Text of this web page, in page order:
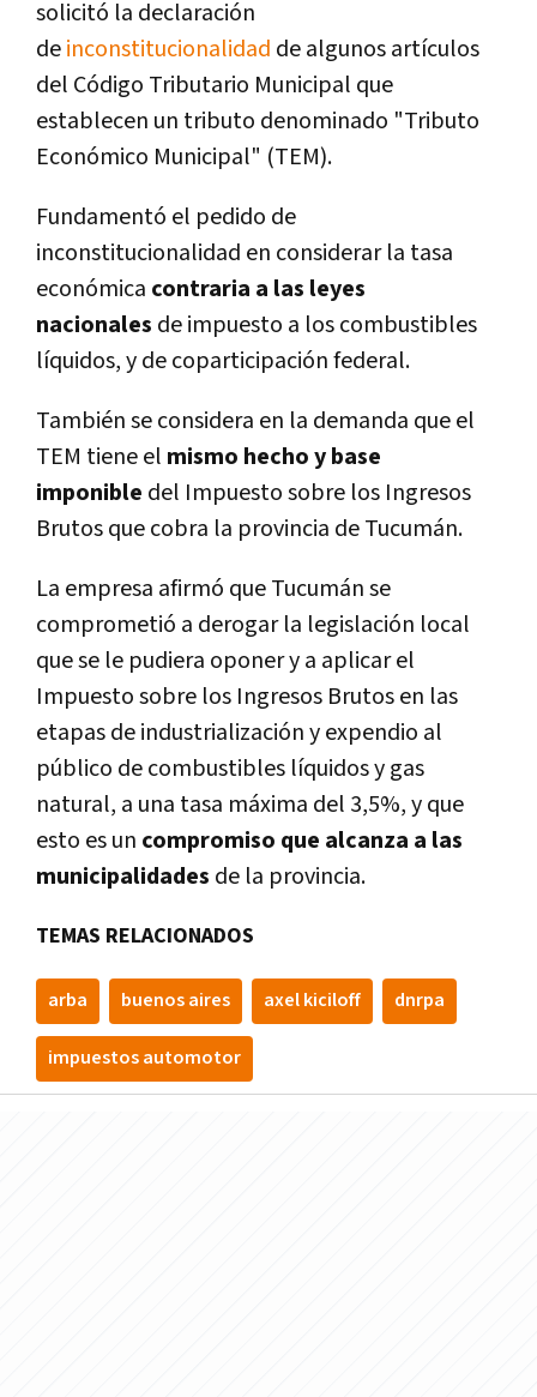
solicitó la declaración
deinconstitucionalidad de algunos artículos
del Código Tributario Municipal que
establecen un tributo denominado "Tributo
Económico Municipal" (TEM).
Fundamentó el pedido de
inconstitucionalidad en considerar la tasa
económica contraria a las leyes
nacionales de impuesto a los combustibles
líquidos, y de coparticipación federal.
También se considera en la demanda que el
TEM tiene el mismo hecho y base
imponible del Impuesto sobre los Ingresos
Brutos que cobra la provincia de Tucumán.
La empresa afirmó que Tucumán se
comprometió a derogar la legislación local
que se le pudiera oponer y a aplicar el
Impuesto sobre los Ingresos Brutos en las
etapas de industrialización y expendio al
público de combustibles líquidos y gas
natural, a una tasa máxima del 3,5%, y que
esto es un compromiso que alcanza a las
municipalidades de la provincia.
TEMAS RELACIONADOS
arba buenos aires axel kiciloff dnrpa
impuestos automotor